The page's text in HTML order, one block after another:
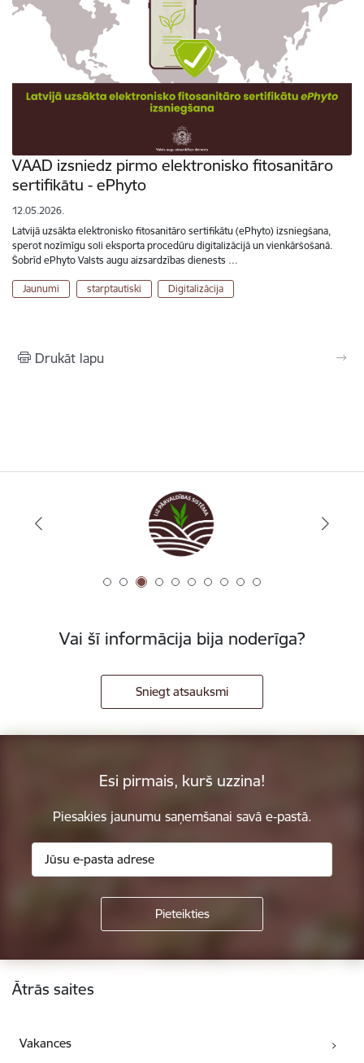
VAAD izsniedz pirmo elektronisko fitosanitāro
sertifikātu - ePhyto
12.05.2026.
Latvijā uzsākta elektronisko fitosanitāro sertifikātu (ePhyto) izsniegšana,
sperot nozīmīgu soli eksporta procedūru digitalizācijā un vienkāršošanā.
Šobrīd ePhyto Valsts augu aizsardzības dienests …
Jaunumi starptautiski Digitalizācija
Drukāt lapu
Vai šī informācija bija noderīga?
Sniegt atsauksmi
Esi pirmais, kurš uzzina!
Piesakies jaunumu saņemšanai savā e-pastā.
Kājene
Ātrās saites
Vakances